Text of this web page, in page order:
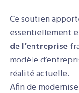
Ce soutien
essentiellement
de l’entreprise
modèle
réalité actuelle.
Afin de